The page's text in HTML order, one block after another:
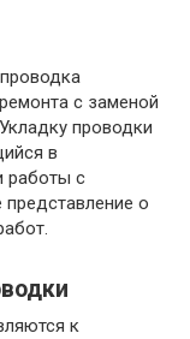
с заменой
проводки
в
работы с
о
к